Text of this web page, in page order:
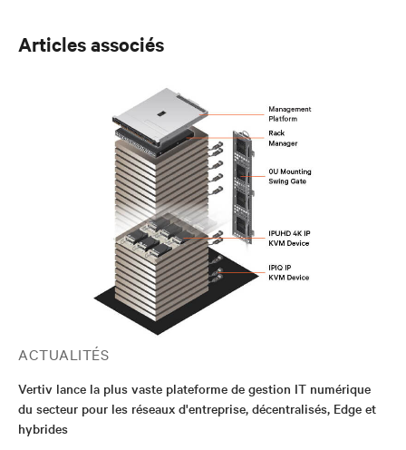
Articles associés
ACTUALITÉS
Vertiv lance la plus vaste plateforme de gestion IT numérique
du secteur pour les réseaux d'entreprise, décentralisés, Edge et
hybrides